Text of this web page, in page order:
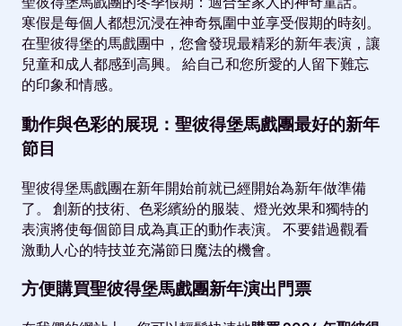
寒假是每個人都想沉浸在神奇氛圍中並享受假期的時刻。
在聖彼得堡的馬戲團中，您會發現最精彩的新年表演，讓
兒童和成人都感到高興。 給自己和您所愛的人留下難忘
的印象和情感。
動作與色彩的展現：聖彼得堡馬戲團最好的新年
節目
聖彼得堡馬戲團在新年開始前就已經開始為新年做準備
了。 創新的技術、色彩繽紛的服裝、燈光效果和獨特的
表演將使每個節目成為真正的動作表演。 不要錯過觀看
激動人心的特技並充滿節日魔法的機會。
方便購買聖彼得堡馬戲團新年演出門票